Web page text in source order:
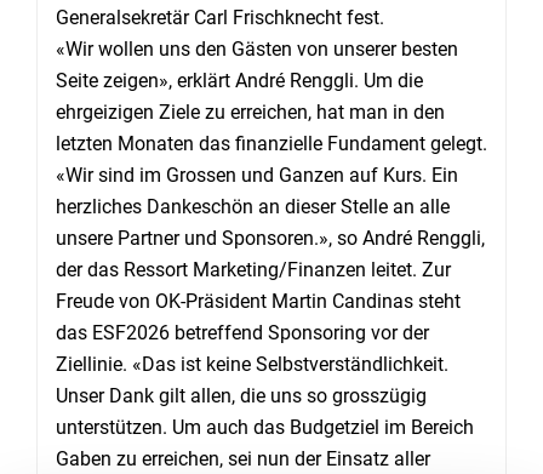
Generalsekretär Carl Frischknecht fest.
«Wir wollen uns den Gästen von unserer besten
Seite zeigen», erklärt André Renggli. Um die
ehrgeizigen Ziele zu erreichen, hat man in den
letzten Monaten das finanzielle Fundament gelegt.
«Wir sind im Grossen und Ganzen auf Kurs. Ein
herzliches Dankeschön an dieser Stelle an alle
unsere Partner und Sponsoren.», so André Renggli,
der das Ressort Marketing/Finanzen leitet. Zur
Freude von OK-Präsident Martin Candinas steht
das ESF2026 betreffend Sponsoring vor der
Ziellinie. «Das ist keine Selbstverständlichkeit.
Unser Dank gilt allen, die uns so grosszügig
unterstützen. Um auch das Budgetziel im Bereich
Gaben zu erreichen, sei nun der Einsatz aller